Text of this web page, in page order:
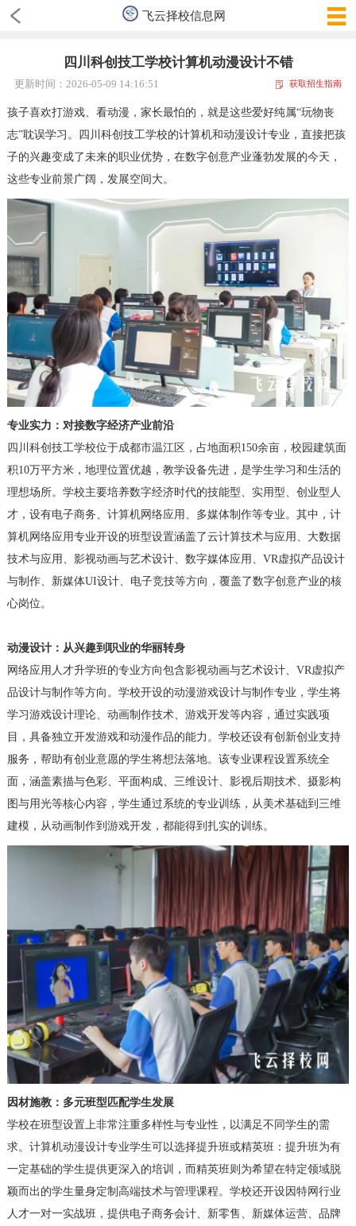
飞云择校信息网
四川科创技工学校计算机动漫设计不错
更新时间：2026-05-09 14:16:51 获取招生指南
孩子喜欢打游戏、看动漫，家长最怕的，就是这些爱好纯属“玩物丧
志”耽误学习。四川科创技工学校的计算机和动漫设计专业，直接把孩
子的兴趣变成了未来的职业优势，在数字创意产业蓬勃发展的今天，
这些专业前景广阔，发展空间大。
专业实力：对接数字经济产业前沿
四川科创技工学校位于成都市温江区，占地面积150余亩，校园建筑面
积10万平方米，地理位置优越，教学设备先进，是学生学习和生活的
理想场所。学校主要培养数字经济时代的技能型、实用型、创业型人
才，设有电子商务、计算机网络应用、多媒体制作等专业。其中，计
算机网络应用专业开设的班型设置涵盖了云计算技术与应用、大数据
技术与应用、影视动画与艺术设计、数字媒体应用、VR虚拟产品设计
与制作、新媒体UI设计、电子竞技等方向，覆盖了数字创意产业的核
心岗位。
动漫设计：从兴趣到职业的华丽转身
网络应用人才升学班的专业方向包含影视动画与艺术设计、VR虚拟产
品设计与制作等方向。学校开设的动漫游戏设计与制作专业，学生将
学习游戏设计理论、动画制作技术、游戏开发等内容，通过实践项
目，具备独立开发游戏和动漫作品的能力。学校还设有创新创业支持
服务，帮助有创业意愿的学生将想法落地。该专业课程设置系统全
面，涵盖素描与色彩、平面构成、三维设计、影视后期技术、摄影构
图与用光等核心内容，学生通过系统的专业训练，从美术基础到三维
建模，从动画制作到游戏开发，都能得到扎实的训练。
因材施教：多元班型匹配学生发展
学校在班型设置上非常注重多样性与专业性，以满足不同学生的需
求。计算机动漫设计专业学生可以选择提升班或精英班：提升班为有
一定基础的学生提供更深入的培训，而精英班则为希望在特定领域脱
颖而出的学生量身定制高端技术与管理课程。学校还开设因特网行业
人才一对一实战班，提供电子商务会计、新零售、新媒体运营、品牌